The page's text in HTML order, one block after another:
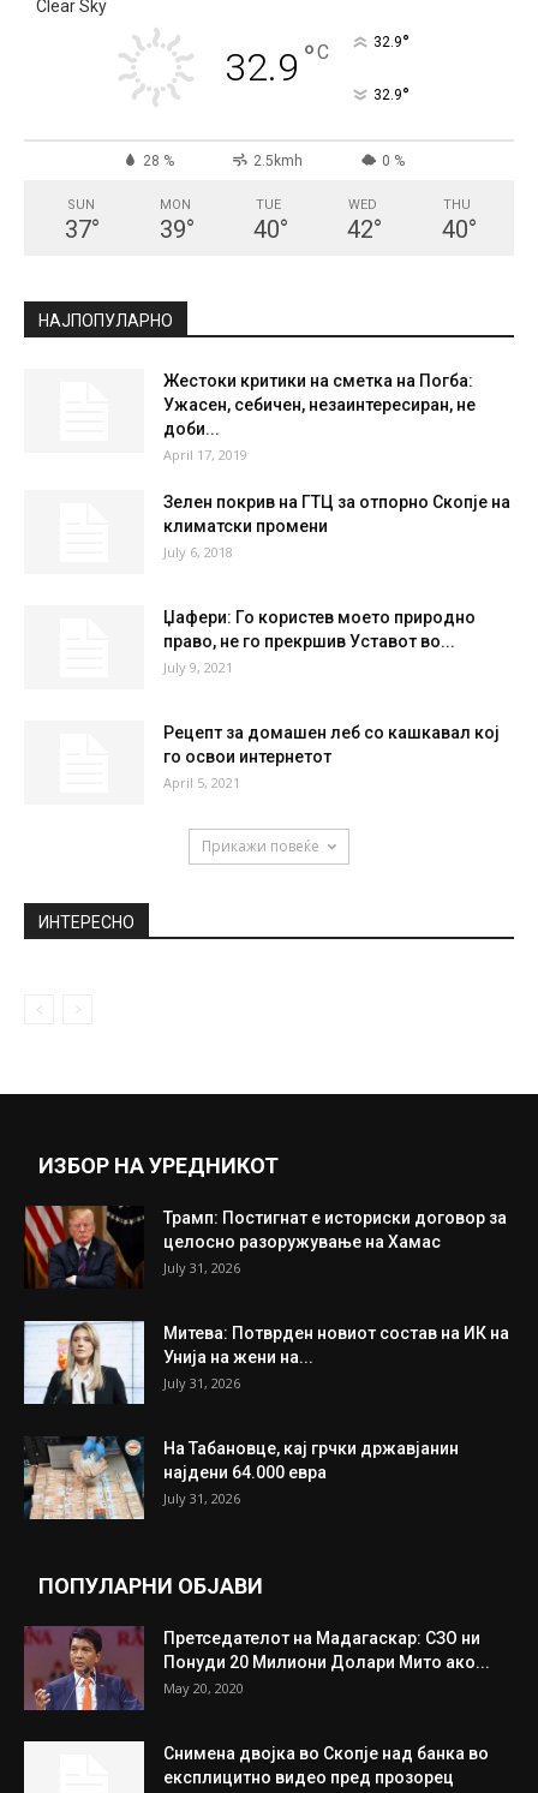
Clear Sky
32.9 °C 32.9°
32.9°
28 % 2.5kmh 0 %
SUN
37°
MON
39°
TUE
40°
WED
42°
THU
40°
НАЈПОПУЛАРНО
Жестоки критики на сметка на Погба:
Ужасен, себичен, незаинтересиран, не
доби...
April 17, 2019
Зелен покрив на ГТЦ за отпорно Скопје на
климатски промени
July 6, 2018
Џафери: Го користев моето природно
право, не го прекршив Уставот во...
July 9, 2021
Рецепт за домашен леб со кашкавал кој
го освои интернетот
April 5, 2021
Прикажи повеќе
ИНТЕРЕСНО
ИЗБОР НА УРЕДНИКОТ
Трамп: Постигнат е историски договор за
целосно разоружување на Хамас
July 31, 2026
Митева: Потврден новиот состав на ИК на
Унија на жени на...
July 31, 2026
На Табановце, кај грчки државјанин
најдени 64.000 евра
July 31, 2026
ПОПУЛАРНИ ОБЈАВИ
Претседателот на Мадагаскар: СЗО ни
Понуди 20 Милиони Долари Мито ако...
May 20, 2020
Снимена двојка во Скопје над банка во
експлицитно видео пред прозорец